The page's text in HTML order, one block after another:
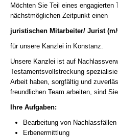
Möchten Sie Teil eines engagierten
nächstmöglichen Zeitpunkt einen
juristischen Mitarbeiter/ Jurist
für unsere Kanzlei in Konstanz.
Unsere Kanzlei ist auf
Testamentsvollstreckung
Arbeit haben, sorgfältig und
freundlichen Team arbeiten, sind
Ihre Aufgaben:
Bearbeitung von Nachlassfällen
Erbenermittlung